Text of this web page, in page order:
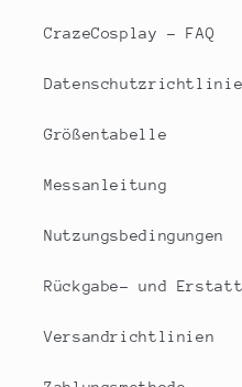
CrazeCosplay – FAQ
Datenschutzrichtlinie
Größentabelle
Messanleitung
Nutzungsbedingungen
Rückgabe- und
Versandrichtlinien